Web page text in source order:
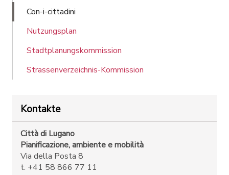
Con-i-cittadini
Nutzungsplan
Stadtplanungskommission
Strassenverzeichnis-Kommission
Kontakte
Città di Lugano
Pianificazione, ambiente e mobilità
Via della Posta 8
t. +41 58 866 77 11